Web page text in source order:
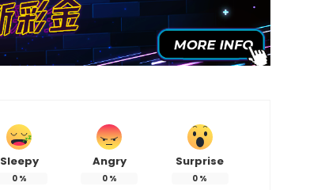
Sleepy
0%
Angry
0%
Surprise
0 %